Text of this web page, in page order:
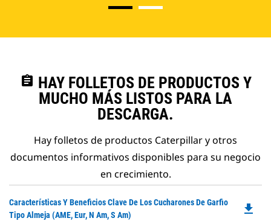
assignment HAY FOLLETOS DE PRODUCTOS Y
MUCHO MÁS LISTOS PARA LA
DESCARGA.
Hay folletos de productos Caterpillar y otros
documentos informativos disponibles para su negocio
en crecimiento.
Características Y Beneficios Clave De Los Cucharones De Garfio
Tipo Almeja (AME, Eur, N Am, S Am)
file_download